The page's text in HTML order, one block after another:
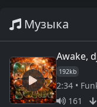
Музыка
Awake,
192kb
2:34 •
161